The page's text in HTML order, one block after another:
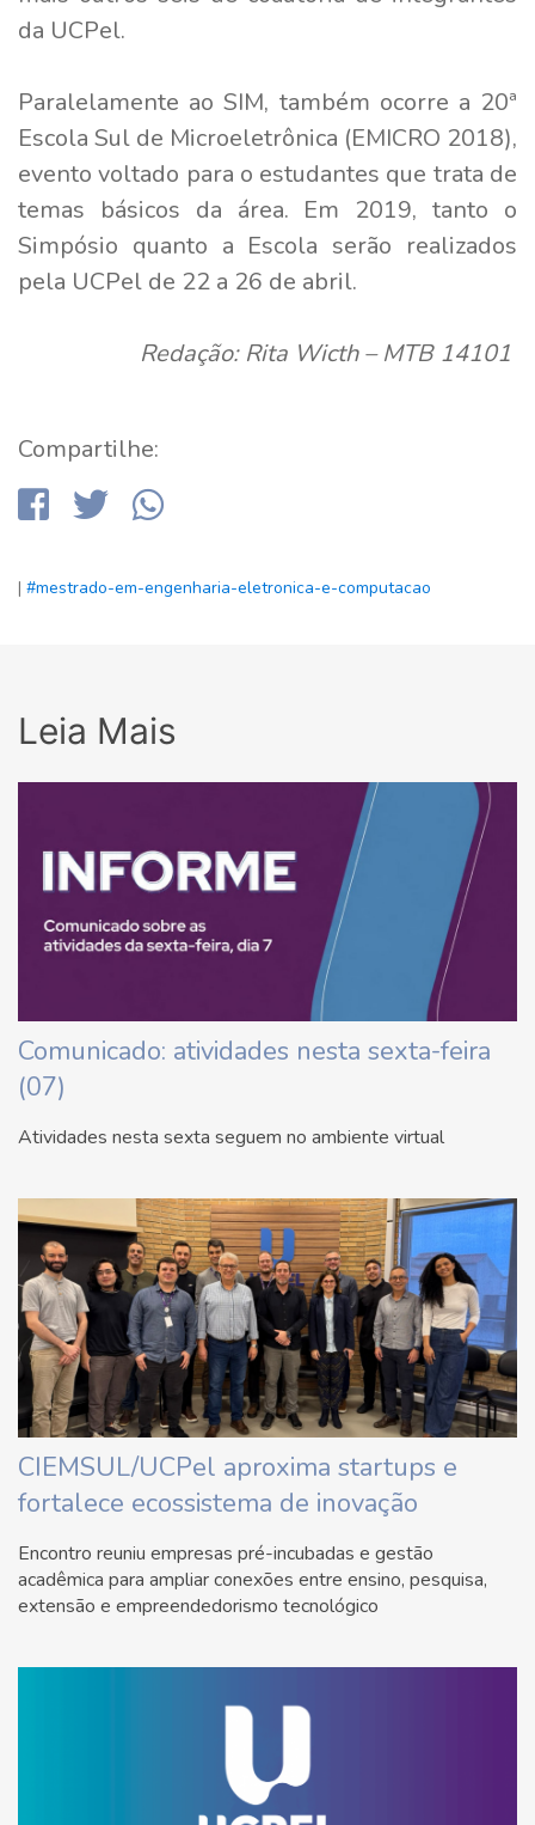
da UCPel.
Paralelamente ao SIM, também ocorre a 20ª
Escola Sul de Microeletrônica (EMICRO 2018),
evento voltado para o estudantes que trata de
temas básicos da área. Em 2019, tanto o
Simpósio quanto a Escola serão realizados
pela UCPel de 22 a 26 de abril.
Redação: Rita Wicth – MTB 14101
Compartilhe:
| #mestrado-em-engenharia-eletronica-e-computacao
Leia Mais
Comunicado: atividades nesta sexta-feira
(07)
Atividades nesta sexta seguem no ambiente virtual
CIEMSUL/UCPel aproxima startups e
fortalece ecossistema de inovação
Encontro reuniu empresas pré-incubadas e gestão
acadêmica para ampliar conexões entre ensino, pesquisa,
extensão e empreendedorismo tecnológico